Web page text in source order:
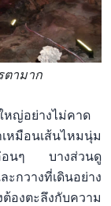
ตามาก
หญ่อย่างไม่คาด
หมือนเส้นไหมนุ่ม
อ่อนๆ บางส่วนดู
กวางที่เดินอย่าง
องตะลึงกับความ